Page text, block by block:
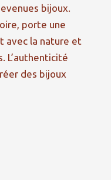
bijoux.
porte une
avec la nature et
L’authenticité
des bijoux